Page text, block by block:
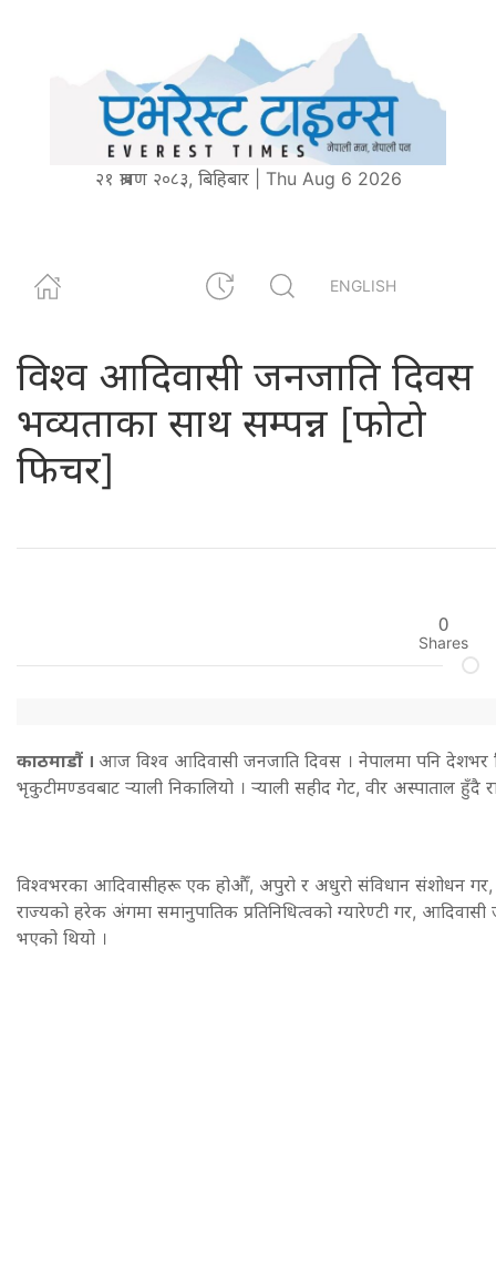
२१ श्रावण २०८३, बिहिबार | Thu Aug 6 2026
ENGLISH
विश्व आदिवासी जनजाति दिवस
भव्यताका साथ सम्पन्न [फोटो
फिचर]
0
Shares
काठमाडौं । आज विश्व आदिवासी जनजाति दिवस । नेपालमा पनि देशभर
भृकुटीमण्डवबाट र्‍याली निकालियो । र्‍याली सहीद गेट, वीर अस्पाताल हुँदै
विश्वभरका आदिवासीहरू एक होऔँ, अपुरो र अधुरो संविधान संशोधन गर,
राज्यको हरेक अंगमा समानुपातिक प्रतिनिधित्वको ग्यारेण्टी गर,
भएको थियो ।